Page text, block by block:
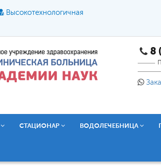
Высокотехнологичная
шрифта: A A A
Текст: Кириллица Брайль
8
СТАЦИОНАР ВОДОЛЕЧЕБНИЦА